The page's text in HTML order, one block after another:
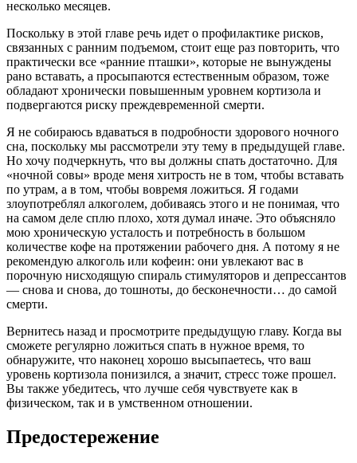
несколько месяцев.
Поскольку в этой главе речь идет о профилактике рисков,
связанных с ранним подъемом, стоит еще раз повторить, что
практически все «ранние пташки», которые не вынуждены
рано вставать, а просыпаются естественным образом, тоже
обладают хронически повышенным уровнем кортизола и
подвергаются риску преждевременной смерти.
Я не собираюсь вдаваться в подробности здорового ночного
сна, поскольку мы рассмотрели эту тему в предыдущей главе.
Но хочу подчеркнуть, что вы должны спать достаточно. Для
«ночной совы» вроде меня хитрость не в том, чтобы вставать
по утрам, а в том, чтобы вовремя ложиться. Я годами
злоупотреблял алкоголем, добиваясь этого и не понимая, что
на самом деле сплю плохо, хотя думал иначе. Это объясняло
мою хроническую усталость и потребность в большом
количестве кофе на протяжении рабочего дня. А потому я не
рекомендую алкоголь или кофеин: они увлекают вас в
порочную нисходящую спираль стимуляторов и депрессантов
— снова и снова, до тошноты, до бесконечности… до самой
смерти.
Вернитесь назад и просмотрите предыдущую главу. Когда вы
сможете регулярно ложиться спать в нужное время, то
обнаружите, что наконец хорошо высыпаетесь, что ваш
уровень кортизола понизился, а значит, стресс тоже прошел.
Вы также убедитесь, что лучше себя чувствуете как в
физическом, так и в умственном отношении.
Предостережение